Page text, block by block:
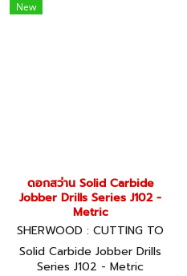
New
ดอกสว่าน Solid Carbide
Jobber Drills Series J102 -
Metric
SHERWOOD : CUTTING TO
OLS
Solid Carbide Jobber Drills
Series J102 - Metric